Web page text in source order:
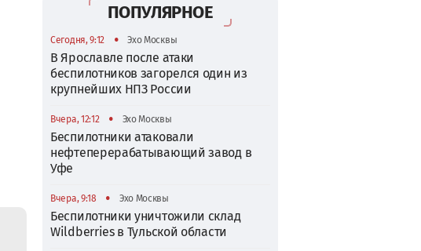
ПОПУЛЯРНОЕ
Сегодня, 9:12 • Эхо Москвы
В Ярославле после атаки
беспилотников загорелся один из
крупнейших НПЗ России
Вчера, 12:12 • Эхо Москвы
Беспилотники атаковали
нефтеперерабатывающий завод в
Уфе
Вчера, 9:18 • Эхо Москвы
Беспилотники уничтожили склад
Wildberries в Тульской области